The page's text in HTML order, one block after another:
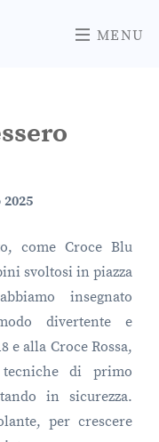
MENU
come Croce Blu
svoltosi in piazza
insegnato
divertente e
e alla Croce Rossa,
di primo
in sicurezza.
per crescere